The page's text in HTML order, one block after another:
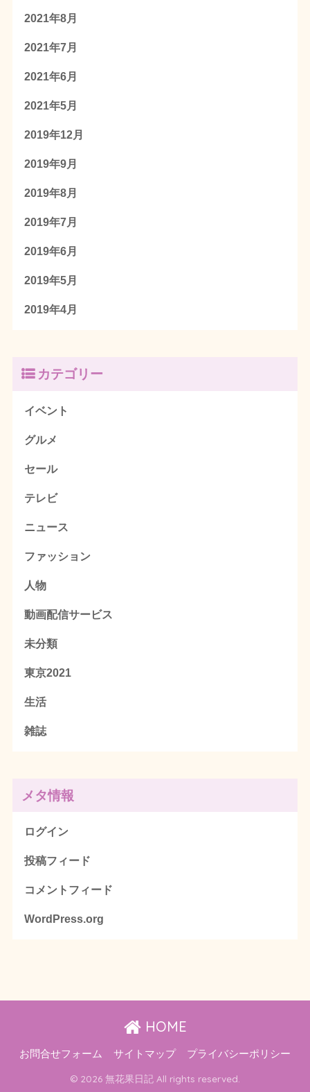
2021年8月
2021年7月
2021年6月
2021年5月
2019年12月
2019年9月
2019年8月
2019年7月
2019年6月
2019年5月
2019年4月
カテゴリー
イベント
グルメ
セール
テレビ
ニュース
ファッション
人物
動画配信サービス
未分類
東京2021
生活
雑誌
メタ情報
ログイン
投稿フィード
コメントフィード
WordPress.org
HOME
お問合せフォーム サイトマップ プライバシーポリシー
© 2026 無花果日記 All rights reserved.